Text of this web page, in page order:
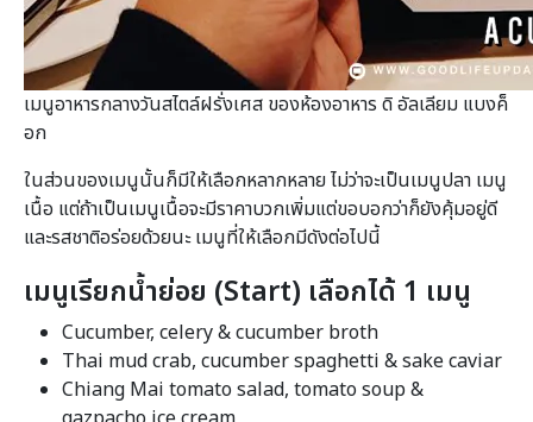
เมนูอาหารกลางวันสไตล์ฝรั่งเศส ของห้องอาหาร ดิ อัลเลียม แบงค็
อก
ในส่วนของเมนูนั้นก็มีให้เลือกหลากหลาย ไม่ว่าจะเป็นเมนูปลา เมนู
เนื้อ แต่ถ้าเป็นเมนูเนื้อจะมีราคาบวกเพิ่มแต่ขอบอกว่าก็ยังคุ้มอยู่ดี
และรสชาติอร่อยด้วยนะ เมนูที่ให้เลือกมีดังต่อไปนี้
เมนูเรียกน้ำย่อย (Start) เลือกได้ 1 เมนู
Cucumber, celery & cucumber broth
Thai mud crab, cucumber spaghetti & sake caviar
Chiang Mai tomato salad, tomato soup &